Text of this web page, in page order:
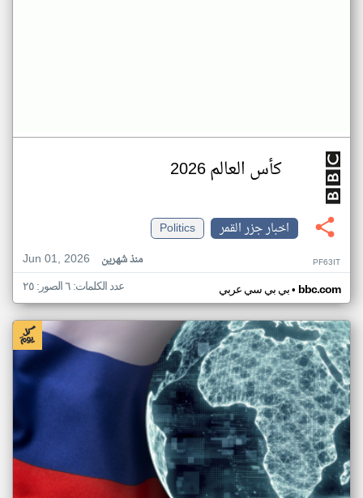
كأس العالم 2026
اخبار جزر القمر
Politics
Jun 01, 2026
منذ شهرين PF63IT
بي بي سي عربي• bbc.com عدد الكلمات: ٦ الصور: ٢٥